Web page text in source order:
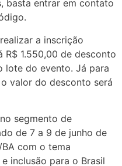
basta entrar em contato
a inscrição
1.550,00 de desconto
lote do evento. Já para
valor do desconto será
segmento de
de 7 a 9 de junho de
com o tema
inclusão para o Brasil